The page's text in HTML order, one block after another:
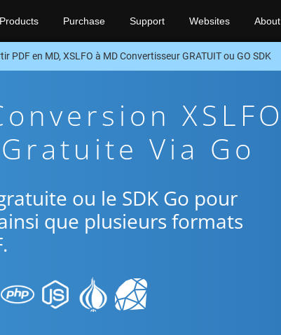
Products Purchase Support Websites About
PDF en MD, XSLFO à MD Convertisseur GRATUIT ou GO SDK
Via Go
ou le SDK Go pour
que plusieurs formats